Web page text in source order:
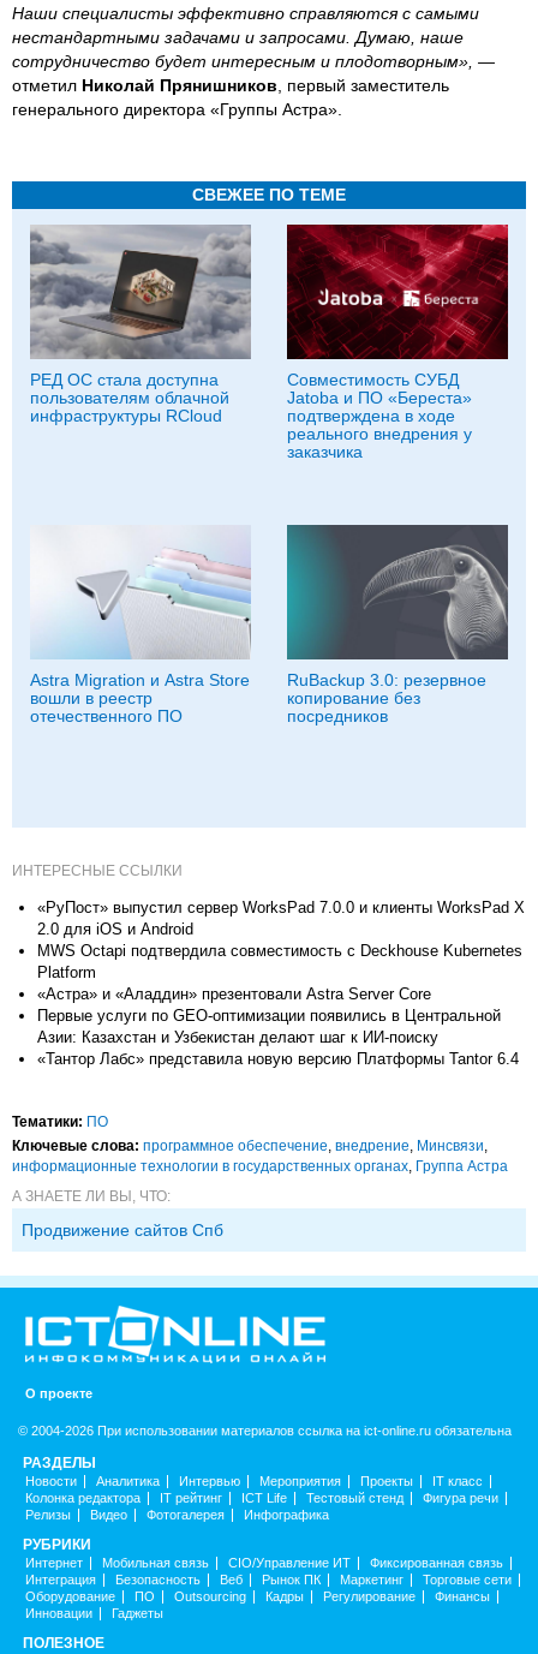
Наши специалисты эффективно справляются с самыми
нестандартными задачами и запросами. Думаю, наше
сотрудничество будет интересным и плодотворным», —
отметил Николай Прянишников , первый заместитель
генерального директора «Группы Астра».
СВЕЖЕЕ ПО ТЕМЕ
РЕД ОС стала доступна
пользователям облачной
инфраструктуры RCloud
Совместимость СУБД
Jatoba и ПО «Береста»
подтверждена в ходе
реального внедрения у
заказчика
Astra Migration и Astra Store
вошли в реестр
отечественного ПО
RuBackup 3.0: резервное
копирование без
посредников
ИНТЕРЕСНЫЕ ССЫЛКИ
«РуПост» выпустил сервер WorksPad 7.0.0 и клиенты WorksPad X
2.0 для iOS и Android
MWS Octapi подтвердила совместимость с Deckhouse Kubernetes
Platform
«Астра» и «Аладдин» презентовали Astra Server Core
Первые услуги по GEO-оптимизации появились в Центральной
Азии: Казахстан и Узбекистан делают шаг к ИИ-поиску
«Тантор Лабс» представила новую версию Платформы Tantor 6.4
Тематики: ПО
Ключевые слова: программное обеспечение, внедрение, Минсвязи,
информационные технологии в государственных органах, Группа Астра
А ЗНАЕТЕ ЛИ ВЫ, ЧТО:
Продвижение сайтов Спб
О проекте
© 2004-2026 При использовании материалов ссылка на ict-online.ru обязательна
РАЗДЕЛЫ
Новости Аналитика Интервью Мероприятия Проекты
IT класс
Колонка редактора
IT рейтинг ICT Life Тестовый стенд
Фигура речи
Релизы
Видео Фотогалерея Инфографика
РУБРИКИ
Интернет Мобильная связь CIO/Управление ИТ
Фиксированная связь
Интеграция
Безопасность Веб Рынок ПК Маркетинг
Торговые сети
Оборудование
ПО Outsourcing Кадры Регулирование
Финансы
Инновации
Гаджеты
ПОЛЕЗНОЕ